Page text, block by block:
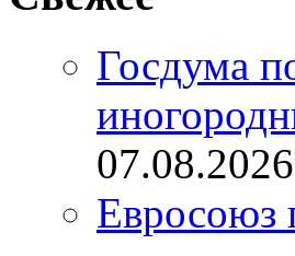
Госдума
Евросоюз